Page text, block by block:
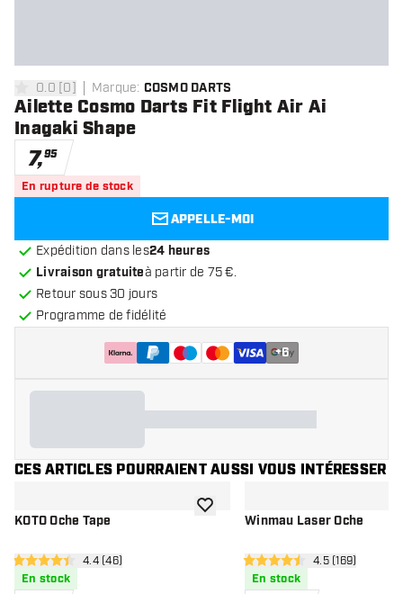
0 étoiles de notation
0.0 [0] Marque: COSMO DARTS
Ailette Cosmo Darts Fit Flight Air Ai
Inagaki Shape
7,95
En rupture de stock
APPELLE-MOI
Expédition dans les24 heures
Livraison gratuiteà partir de 75 €.
Retour sous 30 jours
Programme de fidélité
+6
CES ARTICLES POURRAIENT AUSSI VOUS INTÉRESSER
KOTO Oche Tape
ouvrir le panneau des avis
4.4 étoiles de notation
4.4 (46)
En stock
ajouter à la liste de souhaits
Winmau Laser Oche
ouvrir le
4.5 étoiles de notation
4.5 (169)
En stock